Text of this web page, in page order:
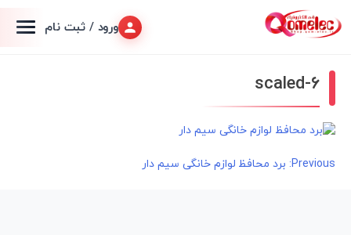
ورود / ثبت نام
6-scaled
راهبری
Previous: برد محافظ لوازم خانگی سیم دار